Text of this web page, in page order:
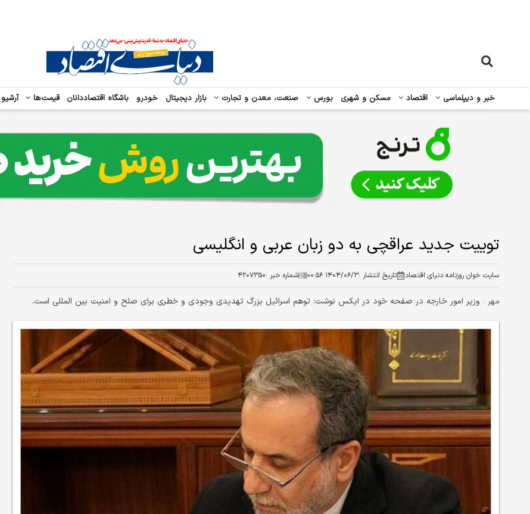
خبر و دیپلماسی اقتصاد مسکن و شهری بورس صنعت، معدن و تجارت بازار دیجیتال خودرو باشگاه اقتصاددانان قیمت‌ها آرشیو
توییت جدید عراقچی به دو زبان عربی و انگلیسی
سایت خوان روزنامه دنیای اقتصاد تاریخ انتشار :۱۴۰۴/۰۶/۳ ۰۰:۵۶ شماره خبر :۴۲۰۷۳۵۰
مهر : وزیر امور خارجه در صفحه خود در ایکس نوشت: توهم اسرائیل بزرگ تهدیدی وجودی و خطری برای صلح و امنیت بین المللی است.